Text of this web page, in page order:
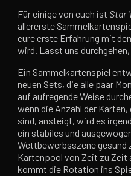
Für einige von euch istStar
allererste
eure erste Erfahrung mit
wird. Lasst uns
Ein Sammelkartenspiel
neuen Sets, die alle paar
auf aufregende Weise
wenn die Anzahl der
sind, ansteigt, wird es
ein stabiles und
Wettbewerbsszene gesund
Kartenpool von Zeit zu Zeit
kommt die Rotation ins